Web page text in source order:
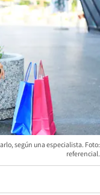
según una especialista. Foto:
referencial.